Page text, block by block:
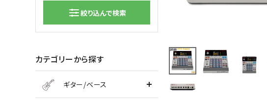
絞り込んで検索
カテゴリーから探す
ギター/ベース